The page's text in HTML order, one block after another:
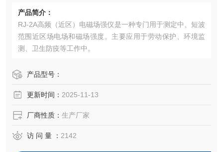
产品简介：
RJ-2A高频（近区）电磁场强仪是一种专门用于测定中、短波
范围近区场电场和磁场强度。主要应用于劳动保护、环境监
测、卫生防疫等工作中。
产品型号：
更新时间： 2025-11-13
厂商性质： 生产厂家
访 问 量 ： 2142